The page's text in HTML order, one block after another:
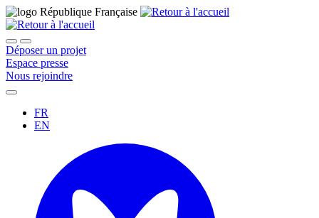
Déposer un projet
Espace presse
Nous rejoindre
FR
EN